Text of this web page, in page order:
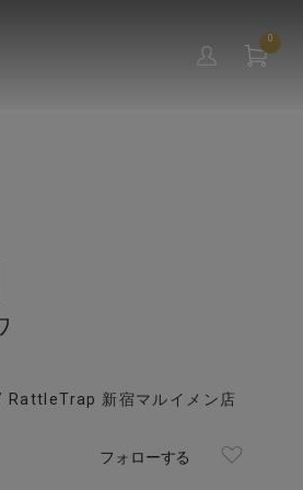
0
RattleTrap 新宿マルイメン店
フォローする